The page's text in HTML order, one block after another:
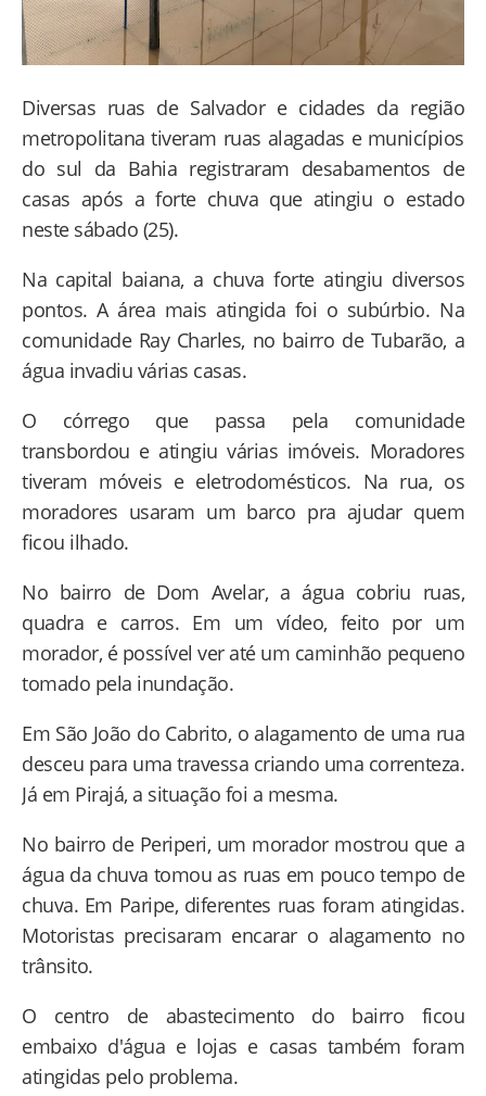
Diversas ruas de Salvador e cidades da região
metropolitana tiveram ruas alagadas e municípios
do sul da Bahia registraram desabamentos de
casas após a forte chuva que atingiu o estado
neste sábado (25).
Na capital baiana, a chuva forte atingiu diversos
pontos. A área mais atingida foi o subúrbio. Na
comunidade Ray Charles, no bairro de Tubarão, a
água invadiu várias casas.
O córrego que passa pela comunidade
transbordou e atingiu várias imóveis. Moradores
tiveram móveis e eletrodomésticos. Na rua, os
moradores usaram um barco pra ajudar quem
ficou ilhado.
No bairro de Dom Avelar, a água cobriu ruas,
quadra e carros. Em um vídeo, feito por um
morador, é possível ver até um caminhão pequeno
tomado pela inundação.
Em São João do Cabrito, o alagamento de uma rua
desceu para uma travessa criando uma correnteza.
Já em Pirajá, a situação foi a mesma.
No bairro de Periperi, um morador mostrou que a
água da chuva tomou as ruas em pouco tempo de
chuva. Em Paripe, diferentes ruas foram atingidas.
Motoristas precisaram encarar o alagamento no
trânsito.
O centro de abastecimento do bairro ficou
embaixo d'água e lojas e casas também foram
atingidas pelo problema.